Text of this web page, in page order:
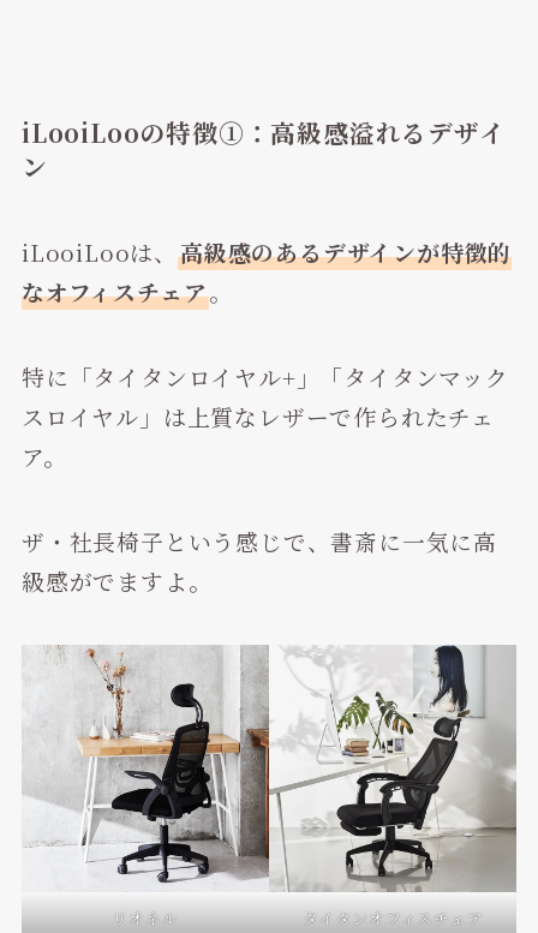
iLooiLooの特徴①：高級感溢れるデザイ
ン
iLooiLooは、 高級感のあるデザインが特徴的
なオフィスチェア。
特に「タイタンロイヤル+」「タイタンマック
スロイヤル」は上質なレザーで作られたチェ
ア。
ザ・社長椅子という感じで、書斎に一気に高
級感がでますよ。
リオネル タイタンオフィスチェア